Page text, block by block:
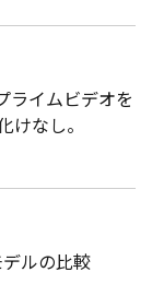
イムビデオを
けなし。
ルの比較